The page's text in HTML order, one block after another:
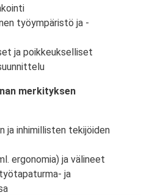
työympäristö ja -
ja poikkeukselliset
merkityksen
ja inhimillisten tekijöiden
ergonomia) ja välineet
ja